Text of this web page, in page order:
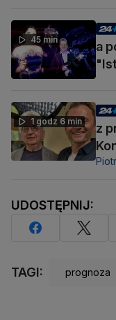
45 min
a
1 godz 6 min
z
UDOSTĘPNIJ:
TAGI: prognoza